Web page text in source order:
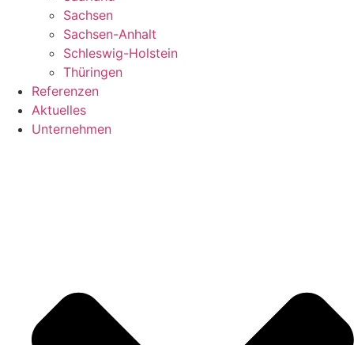
Sachsen
Sachsen-Anhalt
Schleswig-Holstein
Thüringen
Referenzen
Aktuelles
Unternehmen